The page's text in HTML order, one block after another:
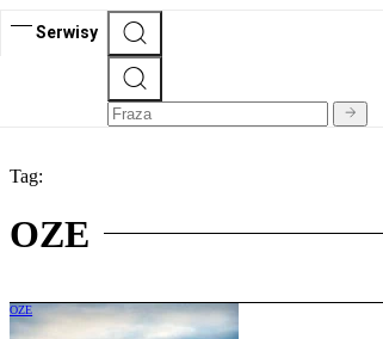
Serwisy
Tag:
OZE
OZE